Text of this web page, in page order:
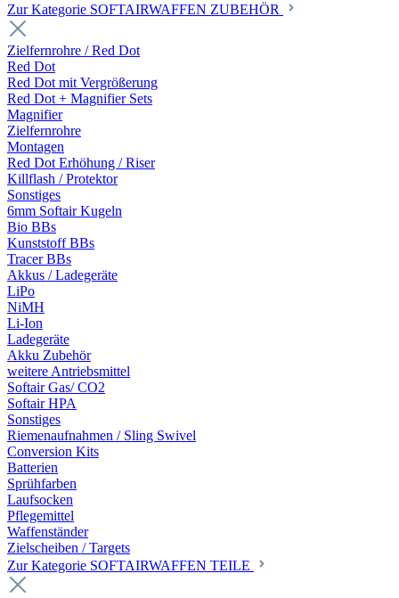
Zur Kategorie SOFTAIRWAFFEN ZUBEHÖR
Zielfernrohre / Red Dot
Red Dot
Red Dot mit Vergrößerung
Red Dot + Magnifier Sets
Magnifier
Zielfernrohre
Montagen
Red Dot Erhöhung / Riser
Killflash / Protektor
Sonstiges
6mm Softair Kugeln
Bio BBs
Kunststoff BBs
Tracer BBs
Akkus / Ladegeräte
LiPo
NiMH
Li-Ion
Ladegeräte
Akku Zubehör
weitere Antriebsmittel
Softair Gas/ CO2
Softair HPA
Sonstiges
Riemenaufnahmen / Sling Swivel
Conversion Kits
Batterien
Sprühfarben
Laufsocken
Pflegemittel
Waffenständer
Zielscheiben / Targets
Zur Kategorie SOFTAIRWAFFEN TEILE